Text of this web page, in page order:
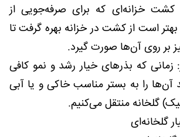
خزانه‌ای که برای صرفه‌جویی از
بهتر است از کشت در خزانه بهره گرفت تا
بر روی آن‌ها صورت گیرد.
زمانی که بذرهای خیار رشد و نمو کافی
آن‌ها را به بستر مناسب خاکی و یا آبی
گلخانه منتقل می‌کنیم.
گلخانه‌ای